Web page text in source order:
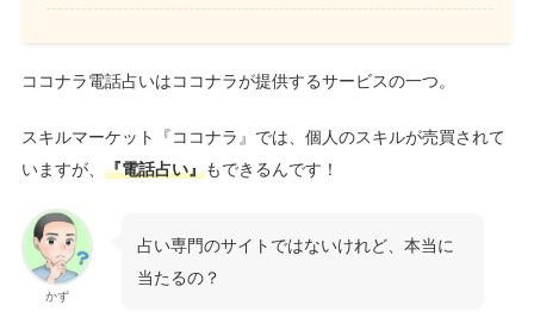
ココナラ電話占いはココナラが提供するサービスの一つ。
スキルマーケット『ココナラ』では、個人のスキルが売買されて
いますが、 『電話占い』もできるんです！
かず
占い専門のサイトではないけれど、本当に
当たるの？